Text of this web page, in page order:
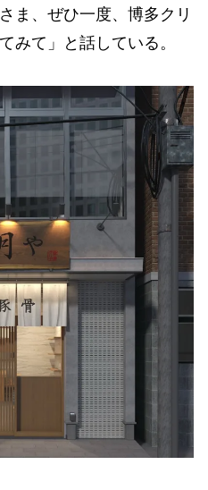
ま、ぜひ一度、博多クリ
みて」と話している。